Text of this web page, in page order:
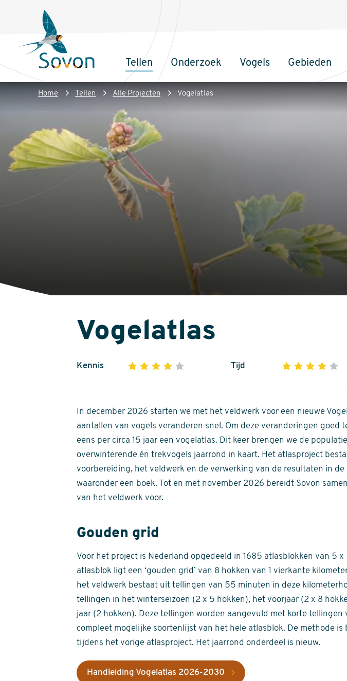
inhoud
Sovon
Homepage
Hoofdnavigatie
Tellen Onderzoek Vogels Gebieden
Kruimelpad
Home Tellen Alle Projecten Vogelatlas
Vogelatlas
Kennis 1 2 3 4
of
5
stars
Tijd 1 2 3 4
of
5
stars
In december 2026 starten we met het veldwerk voor een nieuwe
aantallen van vogels veranderen snel. Om deze veranderingen goed
eens per circa 15 jaar een vogelatlas. Dit keer brengen we de
overwinterende én trekvogels jaarrond in kaart. Het atlasproject
voorbereiding, het veldwerk en de verwerking van de resultaten in
waaronder een boek. Tot en met november 2026 bereidt Sovon
van het veldwerk voor.
Gouden grid
Voor het project is Nederland opgedeeld in 1685 atlasblokken van 5 x
atlasblok ligt een ‘gouden grid’ van 8 hokken van 1 vierkante
het veldwerk bestaat uit tellingen van 55 minuten in deze
tellingen in het winterseizoen (2 x 5 hokken), het voorjaar (2 x 8
jaar (2 hokken). Deze tellingen worden aangevuld met korte tellingen
compleet mogelijke soortenlijst van het hele atlasblok. De methode is
tijdens het vorige atlasproject. Het jaarrond onderdeel is nieuw.
Handleiding Vogelatlas 2026-2030